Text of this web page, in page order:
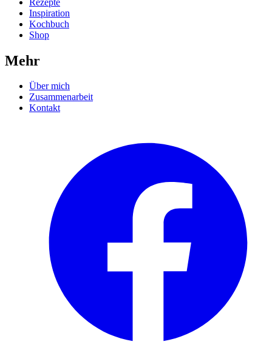
Inspiration
Kochbuch
Shop
Mehr
Über mich
Zusammenarbeit
Kontakt